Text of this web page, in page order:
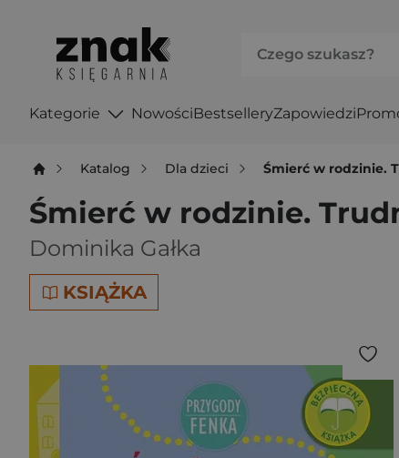
Kategorie NowościBestselleryZapowiedzi
Katalog Dla dzieci Śmierć w rodzinie.
Śmierć w rodzinie.
Dominika Gałka
KSIĄŻKA